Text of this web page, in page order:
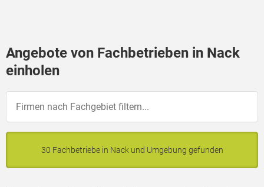
Angebote von Fachbetrieben in Nack
einholen
30 Fachbetriebe in Nack und Umgebung gefunden